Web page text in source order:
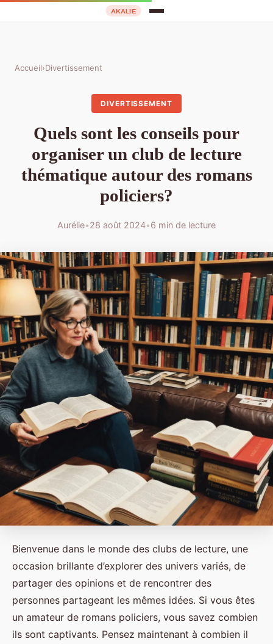
Accueil›Divertissement
DIVERTISSEMENT
Quels sont les conseils pour
organiser un club de lecture
thématique autour des romans
policiers?
Aurélie•28 août 2024•6 min de lecture
Bienvenue dans le monde des clubs de lecture, une
occasion brillante d’explorer des univers variés, de
partager des opinions et de rencontrer des
personnes partageant les mêmes idées. Si vous êtes
un amateur de romans policiers, vous savez combien
ils sont captivants. Pensez maintenant à combien il